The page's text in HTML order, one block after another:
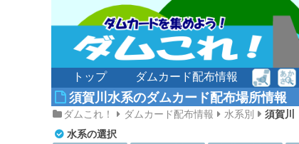
トップ ダムカード配布情報
須賀川水系のダムカード配布場所情報
ダムこれ！ ダムカード配布情報 水系別
須賀川
水系の選択